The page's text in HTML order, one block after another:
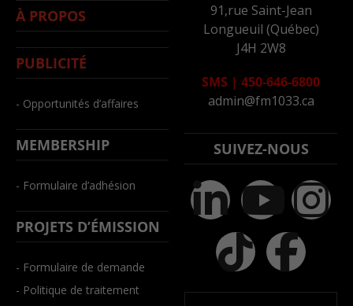
À PROPOS
PUBLICITÉ
- Opportunités d’affaires
MEMBERSHIP
- Formulaire d’adhésion
PROJETS D’ÉMISSION
- Formulaire de demande
- Politique de traitement
91,rue Saint-Jean
Longueuil (Québec)
J4H 2W8
SMS | 450-646-6800
admin@fm1033.ca
SUIVEZ-NOUS